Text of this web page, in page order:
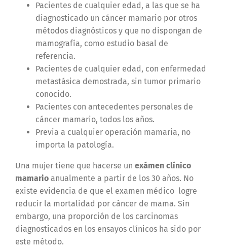
Pacientes de cualquier edad, a las que se ha
diagnosticado un cáncer mamario por otros
métodos diagnósticos y que no dispongan de
mamografía, como estudio basal de
referencia.
Pacientes de cualquier edad, con enfermedad
metastásica demostrada, sin tumor primario
conocido.
Pacientes con antecedentes personales de
cáncer mamario, todos los años.
Previa a cualquier operación mamaria, no
importa la patología.
Una mujer tiene que hacerse un exámen clínico
mamario anualmente a partir de los 30 años. No
existe evidencia de que el examen médico logre
reducir la mortalidad por cáncer de mama. Sin
embargo, una proporción de los carcinomas
diagnosticados en los ensayos clínicos ha sido por
este método.